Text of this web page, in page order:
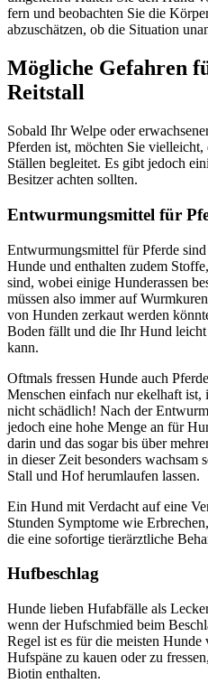
fern und beobachten Sie die
abzuschätzen, ob die Situation
Mögliche Gefahren
Reitstall
Sobald Ihr Welpe oder
Pferden ist, möchten Sie vielleicht,
Ställen begleitet. Es gibt jedoch
Besitzer achten sollten.
Entwurmungsmittel für
Entwurmungsmittel für Pferde
Hunde und enthalten zudem
sind, wobei einige Hunderassen
müssen also immer auf
von Hunden zerkaut werden
Boden fällt und die Ihr Hund
kann.
Oftmals fressen Hunde auch
Menschen einfach nur ekelhaft
nicht schädlich! Nach der
jedoch eine hohe Menge an für
darin und das sogar bis über
in dieser Zeit besonders
Stall und Hof herumlaufen lassen.
Ein Hund mit Verdacht auf eine
Stunden Symptome wie
die eine sofortige tierärztliche
Hufbeschlag
Hunde lieben Hufabfälle als
wenn der Hufschmied beim
Regel ist es für die meisten
Hufspäne zu kauen oder zu
Biotin enthalten.